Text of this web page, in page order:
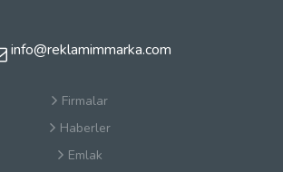
info@reklamimmarka.com
Firmalar
Haberler
Emlak